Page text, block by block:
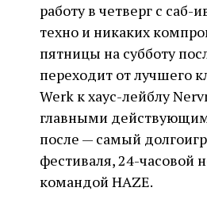
работу в четверг с саб-
техно и никаких
пятницы на субботу
переходит от лучшего
Werk к хаус-лейблу
главными
после — самый
фестиваля, 24-часовой
командой HAZE.